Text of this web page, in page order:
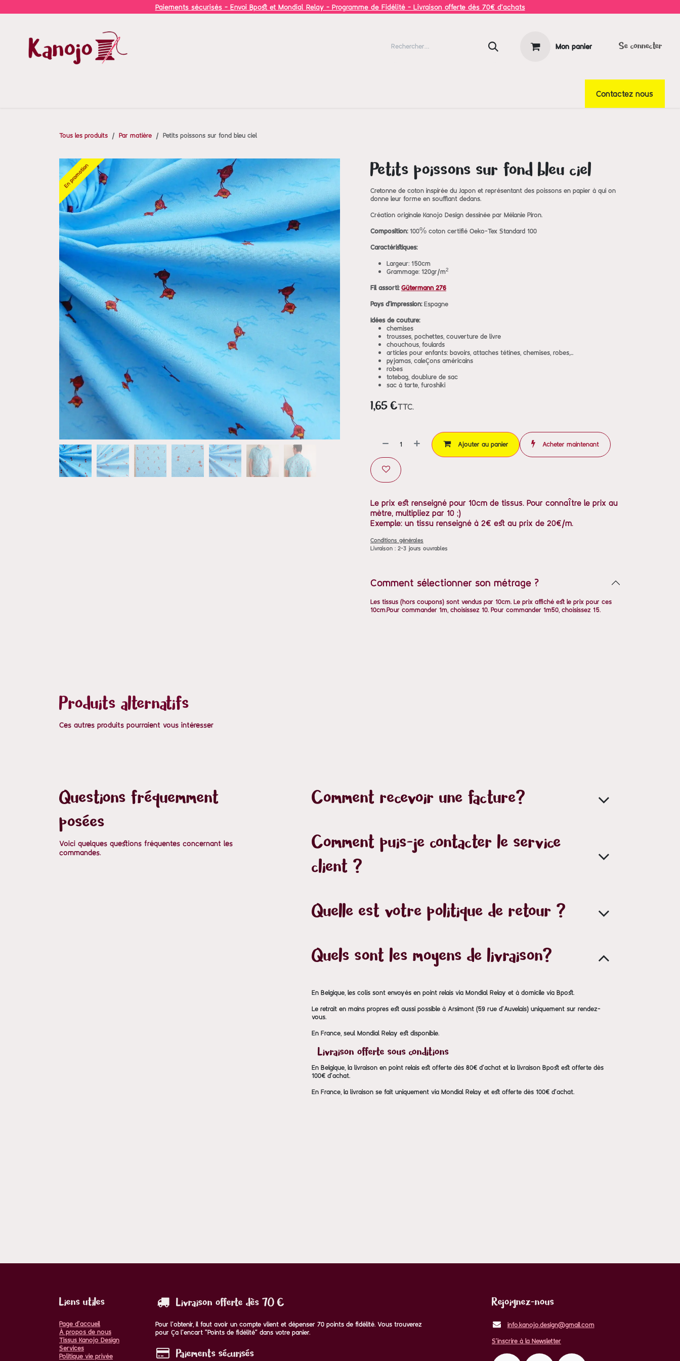
Paiements sécurisés - Envoi Bpost et Mondial Relay - Programme de Fidélité - Livraison offerte dès 70€ d'achats
Mon panier Se connecter
Contactez nous
Tous les produits Par matière Petits poissons sur fond bleu ciel
En promotion
En promotion Petits poissons sur fond bleu ciel
Cretonne de coton inspirée du Japon et représentant des poissons en papier à qui on
donne leur forme en soufflant dedans.
Création originale Kanojo Design dessinée par Mélanie Piron.
Composition:100% coton certifié Oeko-Tex Standard 100
Caractéristiques:
Largeur: 150cm
Grammage: 120gr/m²
Fil assorti:Gütermann 276
Pays d'impression:Espagne
Idées de couture:
chemises
trousses, pochettes, couverture de livre
chouchous, foulards
articles pour enfants: bavoirs, attaches tétines, chemises, robes,...
pyjamas, caleçons américains
robes
totebag, doublure de sac
sac à tarte, furoshiki
1,65 €TTC.
Ajouter au panier Acheter maintenant
Le prix est renseigné pour 10cm de tissus. Pour connaître le prix au
mètre, multipliez par 10 ;)
Exemple: un tissu renseigné à 2€ est au prix de 20€/m.
Conditions générales
Livraison : 2-3 jours ouvrables
Comment sélectionner son métrage ?
Les tissus (hors coupons) sont vendus par 10cm. Le prix affiché est le prix pour ces
10cm.Pour commander 1m, choisissez 10. Pour commander 1m50, choisissez 15.
Produits alternatifs
Ces autres produits pourraient vous intéresser
Questions fréquemment
posées
Voici quelques questions fréquentes concernant les
commandes.
Comment recevoir une facture?
Comment puis-je contacter le service
client ?
Quelle est votre politique de retour ?
Quels sont les moyens de livraison?
En Belgique, les colis sont envoyés en point relais via Mondial Relay et à domicile via Bpost.
Le retrait en mains propres est aussi possible à Arsimont (59 rue d'Auvelais) uniquement sur rendez-
vous.
En France, seul Mondial Relay est disponible.
Livraison offerte sous conditions
En Belgique, la livraison en point relais est offerte dès 80€ d'achat et la livraison Bpost est offerte dès
100€ d'achat.
En France, la livraison se fait uniquement via Mondial Relay et est offerte dès 100€ d'achat.
Liens utiles
Page d'accueil
À propos de nous
Tissus Kanojo Design
Services
Politique vie privée
Livraison offerte dès 70 €
Pour l'obtenir, il faut avoir un compte vlient et dépenser 70 points de fidélité. Vous trouverez
pour ça l'encart "Points de fidélité" dans votre panier.
Paiements sécurisés
Rejoignez-nous
info.kanojo.design@gmail.com
S'inscrire à la Newsletter